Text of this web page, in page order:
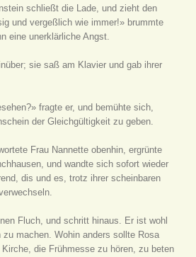
schließt die Lade, und zieht den
und vergeßlich wie immer!» brummte
eine unerklärliche Angst.
sie saß am Klavier und gab ihrer
fragte er, und bemühte sich,
der Gleichgültigkeit zu geben.
Frau Nannette obenhin, ergrünte
und wandte sich sofort wieder
dis und es, trotz ihrer scheinbaren
Fluch, und schritt hinaus. Er ist wohl
machen. Wohin anders sollte Rosa
die Frühmesse zu hören, zu beten